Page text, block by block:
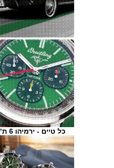
כל טיים - ירמיהו 6 ת"א